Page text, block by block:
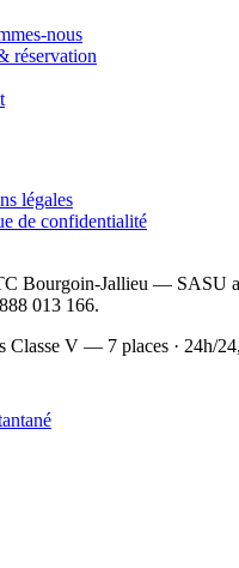
nous
réservation
légales
de confidentialité
Bourgoin-Jallieu — SASU
013 166.
Classe V — 7 places · 24h/